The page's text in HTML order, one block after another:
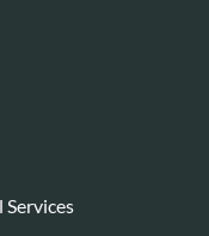
Services